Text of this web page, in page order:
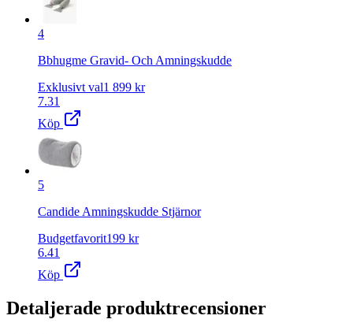
4
Bbhugme Gravid- Och Amningskudde
Exklusivt val1 899 kr
7.31
Köp
5
Candide Amningskudde Stjärnor
Budgetfavorit199 kr
6.41
Köp
Detaljerade produktrecensioner